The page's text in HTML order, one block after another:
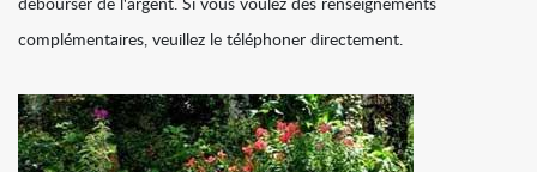
débourser de l'argent. Si vous voulez des renseignements
complémentaires, veuillez le téléphoner directement.